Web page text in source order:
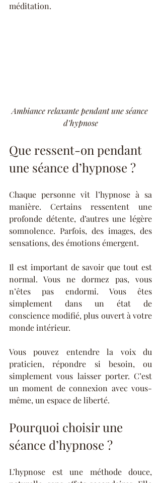
méditation.
Ambiance relaxante pendant une séance
d’hypnose
Que ressent-on pendant
une séance d’hypnose ?
Chaque personne vit l’hypnose à sa
manière. Certains ressentent une
profonde détente, d’autres une légère
somnolence. Parfois, des images, des
sensations, des émotions émergent.
Il est important de savoir que tout est
normal. Vous ne dormez pas, vous
n’êtes pas endormi. Vous êtes
simplement dans un état de
conscience modifié, plus ouvert à votre
monde intérieur.
Vous pouvez entendre la voix du
praticien, répondre si besoin, ou
simplement vous laisser porter. C’est
un moment de connexion avec vous-
même, un espace de liberté.
Pourquoi choisir une
séance d’hypnose ?
L’hypnose est une méthode douce,